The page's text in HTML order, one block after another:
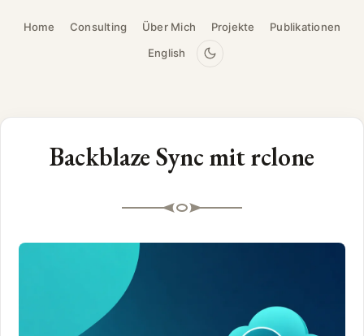
Home Consulting Über Mich Projekte Publikationen
English
Backblaze Sync mit rclone